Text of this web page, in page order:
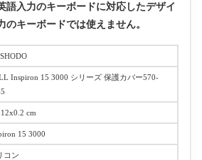
語入力のキーボードに対応したデザイ
のキーボードでは使えません。
​I​n​s​p​i​r​o​n​ 15 3000 シリーズ 保護カバー570-
cm
15 3000
コン